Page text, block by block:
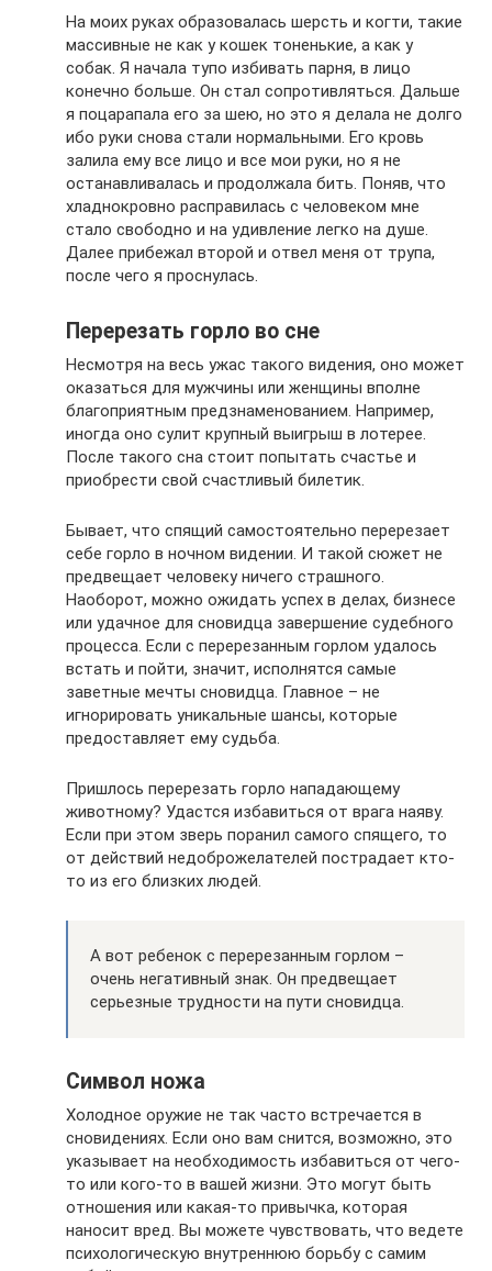
На моих руках образовалась шерсть и когти, такие
массивные не как у кошек тоненькие, а как у
собак. Я начала тупо избивать парня, в лицо
конечно больше. Он стал сопротивляться. Дальше
я поцарапала его за шею, но это я делала не долго
ибо руки снова стали нормальными. Его кровь
залила ему все лицо и все мои руки, но я не
останавливалась и продолжала бить. Поняв, что
хладнокровно расправилась с человеком мне
стало свободно и на удивление легко на душе.
Далее прибежал второй и отвел меня от трупа,
после чего я проснулась.
Перерезать горло во сне
Несмотря на весь ужас такого видения, оно может
оказаться для мужчины или женщины вполне
благоприятным предзнаменованием. Например,
иногда оно сулит крупный выигрыш в лотерее.
После такого сна стоит попытать счастье и
приобрести свой счастливый билетик.
Бывает, что спящий самостоятельно перерезает
себе горло в ночном видении. И такой сюжет не
предвещает человеку ничего страшного.
Наоборот, можно ожидать успех в делах, бизнесе
или удачное для сновидца завершение судебного
процесса. Если с перерезанным горлом удалось
встать и пойти, значит, исполнятся самые
заветные мечты сновидца. Главное – не
игнорировать уникальные шансы, которые
предоставляет ему судьба.
Пришлось перерезать горло нападающему
животному? Удастся избавиться от врага наяву.
Если при этом зверь поранил самого спящего, то
от действий недоброжелателей пострадает кто-
то из его близких людей.
А вот ребенок с перерезанным горлом –
очень негативный знак. Он предвещает
серьезные трудности на пути сновидца.
Символ ножа
Холодное оружие не так часто встречается в
сновидениях. Если оно вам снится, возможно, это
указывает на необходимость избавиться от чего-
то или кого-то в вашей жизни. Это могут быть
отношения или какая-то привычка, которая
наносит вред. Вы можете чувствовать, что ведете
психологическую внутреннюю борьбу с самим